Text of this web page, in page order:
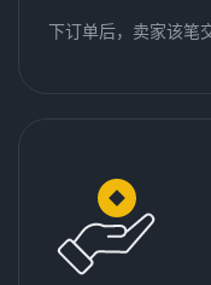
下订单后，卖家该笔